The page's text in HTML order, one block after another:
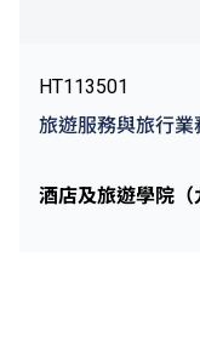
HT113501
旅遊服務與旅行業
酒店及旅遊學院（